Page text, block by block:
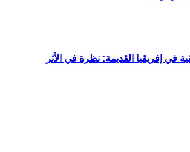
في إفريقيا القديمة: نظرة في الأثر